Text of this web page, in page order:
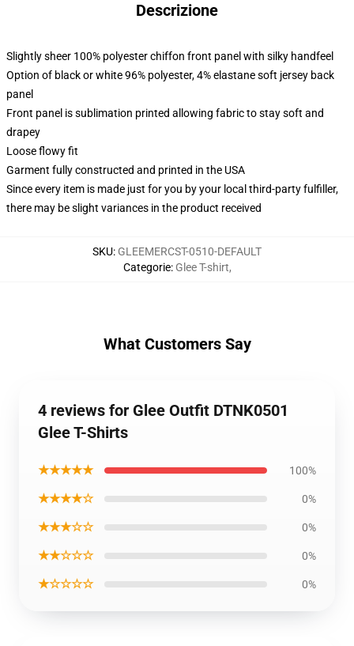
Descrizione
Slightly sheer 100% polyester chiffon front panel with silky handfeel
Option of black or white 96% polyester, 4% elastane soft jersey back
panel
Front panel is sublimation printed allowing fabric to stay soft and
drapey
Loose flowy fit
Garment fully constructed and printed in the USA
Since every item is made just for you by your local third-party fulfiller,
there may be slight variances in the product received
SKU: GLEEMERCST-0510-DEFAULT
Categorie: Glee T-shirt,
What Customers Say
4 reviews for Glee Outfit DTNK0501
Glee T-Shirts
★★★★★ 100%
★★★★☆ 0%
★★★☆☆ 0%
★★☆☆☆ 0%
★☆☆☆☆ 0%